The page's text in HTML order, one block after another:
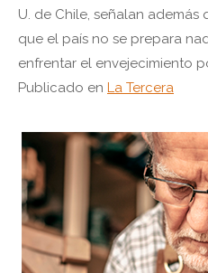
U. de Chile, señalan además
que el país no se prepara
enfrentar el envejecimiento
Publicado en La Tercera